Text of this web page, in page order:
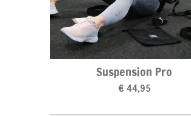
Suspension Pro
€ 44,95